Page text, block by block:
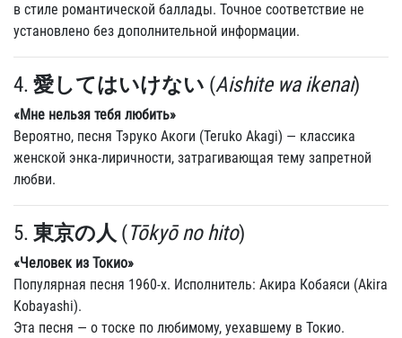
в стиле романтической баллады. Точное соответствие не
установлено без дополнительной информации.
4. 愛してはいけない (Aishite wa ikenai)
«Мне нельзя тебя любить»
Вероятно, песня Тэруко Акоги (Teruko Akagi) — классика
женской энка-лиричности, затрагивающая тему запретной
любви.
5. 東京の人 (Tōkyō no hito)
«Человек из Токио»
Популярная песня 1960-х. Исполнитель: Акира Кобаяси (Akira
Kobayashi).
Эта песня — о тоске по любимому, уехавшему в Токио.